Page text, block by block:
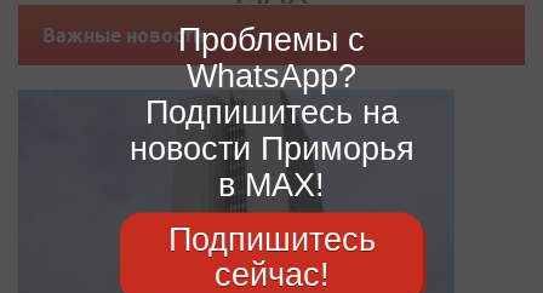
Важные новостиПроблемы с
WhatsApp?
Подпишитесь на
новости Приморья
в MAX!
Подпишитесь
сейчас!